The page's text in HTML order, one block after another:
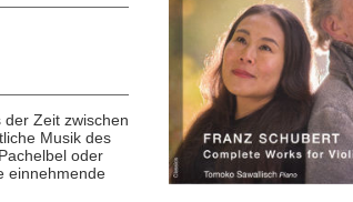
Zeit zwischen
Musik des
oder
einnehmende